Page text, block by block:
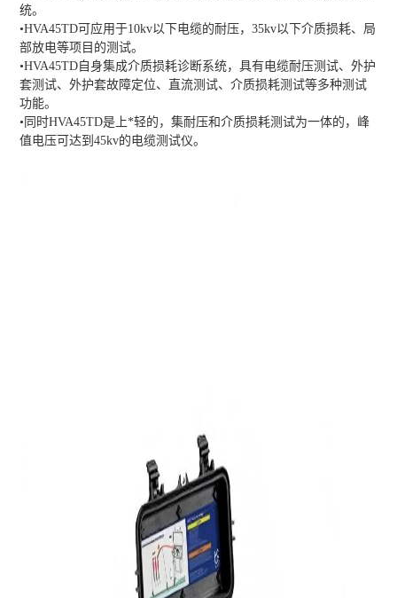
统。
•HVA45TD可应用于10kv以下电缆的耐压，35kv以下介质损耗、局
部放电等项目的测试。
•HVA45TD自身集成介质损耗诊断系统，具有电缆耐压测试、外护
套测试、外护套故障定位、直流测试、介质损耗测试等多种测试
功能。
•同时HVA45TD是上*轻的，集耐压和介质损耗测试为一体的，峰
值电压可达到45kv的电缆测试仪。